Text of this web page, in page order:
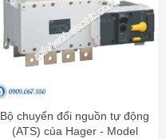
Bộ chuyển đổi nguồn tự động
(ATS) của Hager - Model